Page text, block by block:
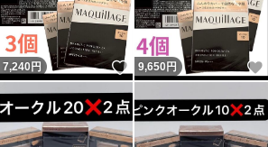
いいね！
7,240 円 いいね！
9,650 円